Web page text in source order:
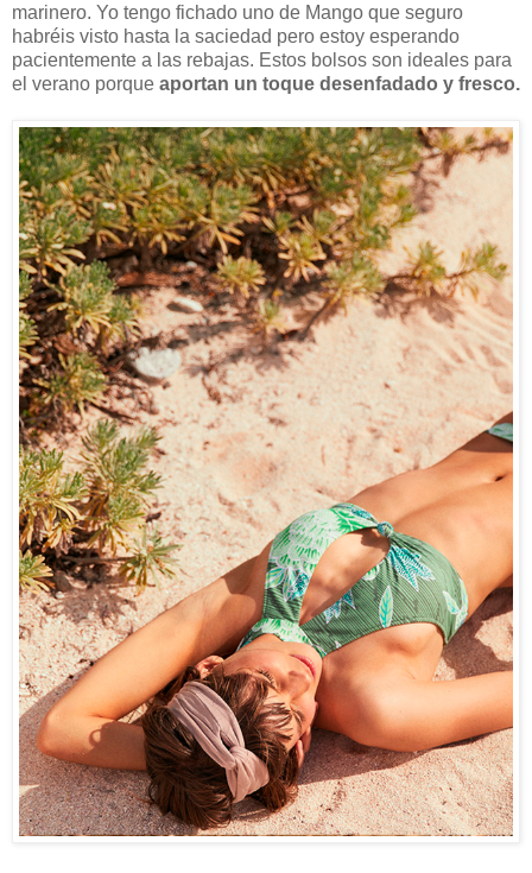
marinero. Yo tengo fichado uno de Mango que seguro
habréis visto hasta la saciedad pero estoy esperando
pacientemente a las rebajas. Estos bolsos son ideales para
el verano porque aportan un toque desenfadado y fresco.